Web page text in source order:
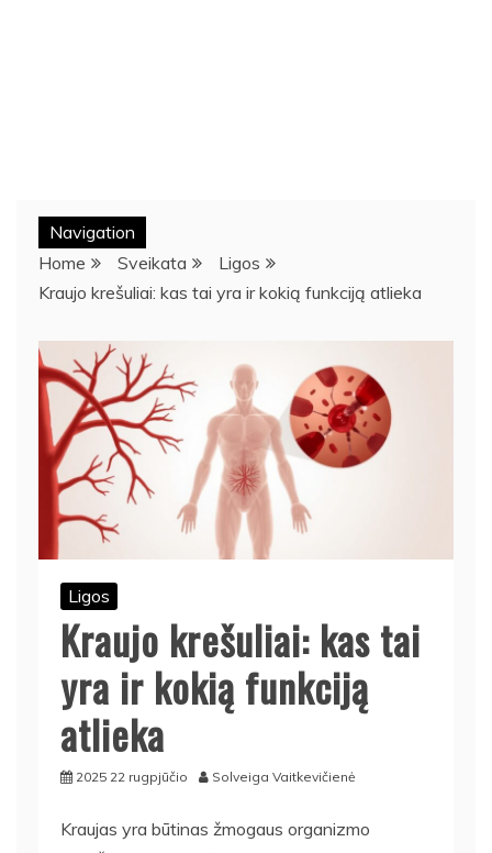
Navigation
Home
Sveikata
Ligos
Kraujo krešuliai: kas tai yra ir kokią funkciją atlieka
Ligos
Kraujo krešuliai: kas tai
yra ir kokią funkciją
atlieka
2025 22 rugpjūčio Solveiga Vaitkevičienė
Kraujas yra būtinas žmogaus organizmo